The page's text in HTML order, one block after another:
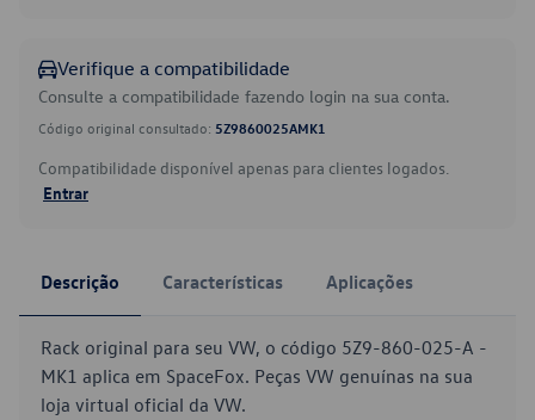
Verifique a compatibilidade
Consulte a compatibilidade fazendo login na sua conta.
Código original consultado: 5Z9860025AMK1
Compatibilidade disponível apenas para clientes logados.
Entrar
Descrição Características Aplicações
Rack original para seu VW, o código 5Z9-860-025-A -
MK1 aplica em SpaceFox. Peças VW genuínas na sua
loja virtual oficial da VW.